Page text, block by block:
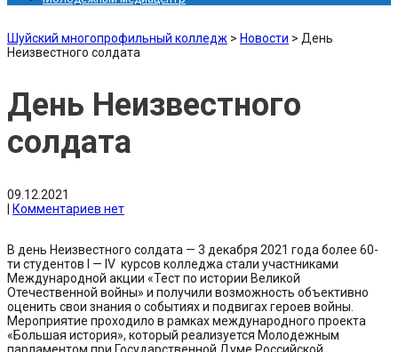
Шуйский многопрофильный колледж > Новости > День
Неизвестного солдата
День Неизвестного
солдата
09.12.2021
Комментариев нет
В день Неизвестного солдата — 3 декабря 2021 года более 60-
ти студентов I — IV курсов колледжа стали участниками
Международной акции «Тест по истории Великой
Отечественной войны» и получили возможность объективно
оценить свои знания о событиях и подвигах героев войны.
Мероприятие проходило в рамках международного проекта
«Большая история», который реализуется Молодежным
парламентом при Государственной Думе Российской